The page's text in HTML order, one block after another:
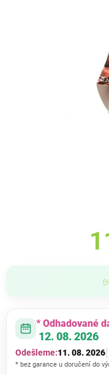
* Odhadované
12. 08. 2026
Odešleme:11. 08. 2026
* bez garance u doručení do